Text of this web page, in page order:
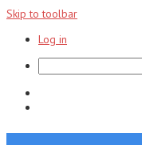
Skip to toolbar
Log in